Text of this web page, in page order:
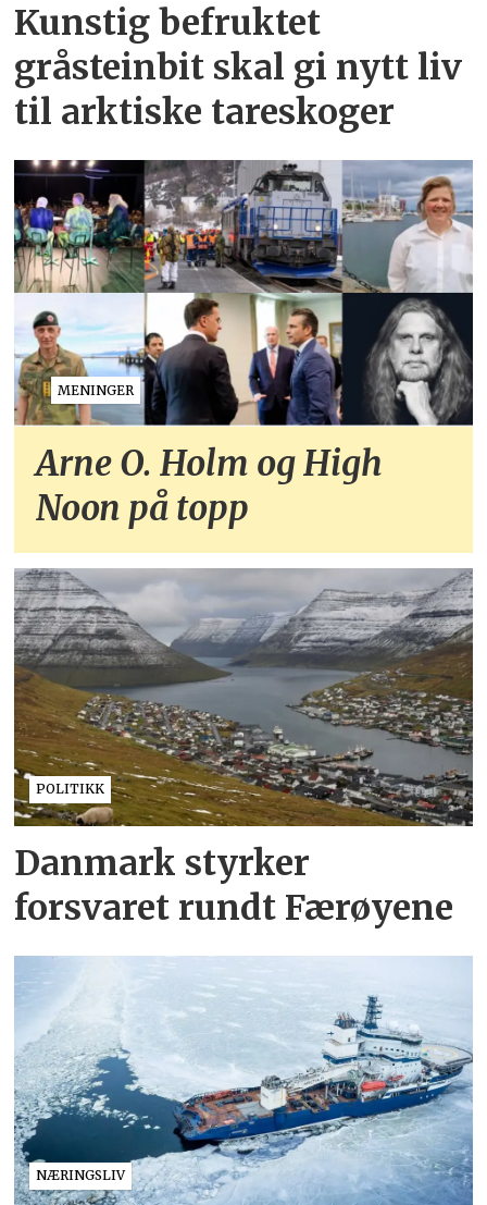
Kunstig befruktet
gråsteinbit skal gi nytt liv
til arktiske tareskoger
MENINGER
Arne O. Holm og High
Noon på topp
POLITIKK
Danmark styrker
forsvaret rundt Færøyene
NÆRINGSLIV